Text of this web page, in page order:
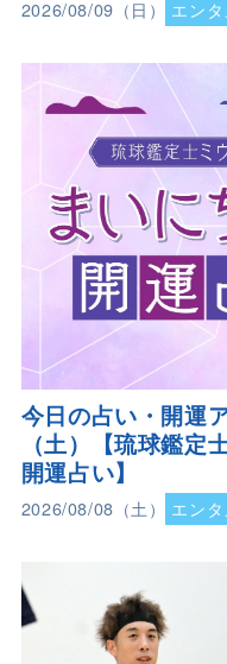
2026/08/09（日） エンタ
今日の占い・開運
（土）【琉球鑑定
開運占い】
2026/08/08（土） エンタ